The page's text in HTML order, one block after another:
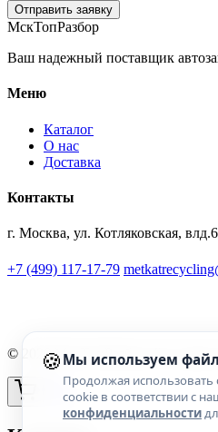
Отправить заявку
МскТопРазбор
Ваш надежный поставщик
Меню
Каталог
О нас
Доставка
Контакты
г. Москва, ул. Котляковская,
+7 (499) 117-17-79
© 2026 МскТопРазбор. Все права
🍪 Мы используем
Продолжая использовать
cookie в соответствии с
конфиденциальности